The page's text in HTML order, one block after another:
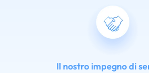
Il nostro impegno di